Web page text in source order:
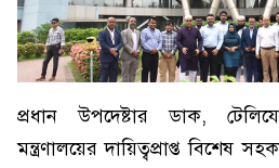
প্রধান উপদেষ্টার ডাক,
মন্ত্রণালয়ের দায়িত্বপ্রাপ্ত বিশেষ